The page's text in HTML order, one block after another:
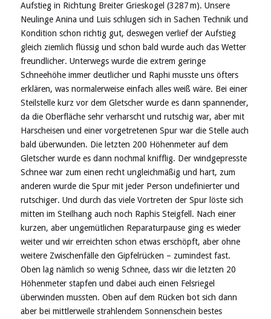
Aufstieg in Richtung Breiter Grieskogel (3287 m). Unsere
Neulinge Anina und Luis schlugen sich in Sachen Technik und
Kondition schon richtig gut, deswegen verlief der Aufstieg
gleich ziemlich flüssig und schon bald wurde auch das Wetter
freundlicher. Unterwegs wurde die extrem geringe
Schneehöhe immer deutlicher und Raphi musste uns öfters
erklären, was normalerweise einfach alles weiß wäre. Bei einer
Steilstelle kurz vor dem Gletscher wurde es dann spannender,
da die Oberfläche sehr verharscht und rutschig war, aber mit
Harscheisen und einer vorgetretenen Spur war die Stelle auch
bald überwunden. Die letzten 200 Höhenmeter auf dem
Gletscher wurde es dann nochmal knifflig. Der windgepresste
Schnee war zum einen recht ungleichmäßig und hart, zum
anderen wurde die Spur mit jeder Person undefinierter und
rutschiger. Und durch das viele Vortreten der Spur löste sich
mitten im Steilhang auch noch Raphis Steigfell. Nach einer
kurzen, aber ungemütlichen Reparaturpause ging es wieder
weiter und wir erreichten schon etwas erschöpft, aber ohne
weitere Zwischenfälle den Gipfelrücken – zumindest fast.
Oben lag nämlich so wenig Schnee, dass wir die letzten 20
Höhenmeter stapfen und dabei auch einen Felsriegel
überwinden mussten. Oben auf dem Rücken bot sich dann
aber bei mittlerweile strahlendem Sonnenschein bestes